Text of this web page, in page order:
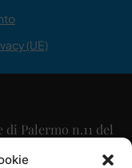
(UE)
Palermo n.11 del